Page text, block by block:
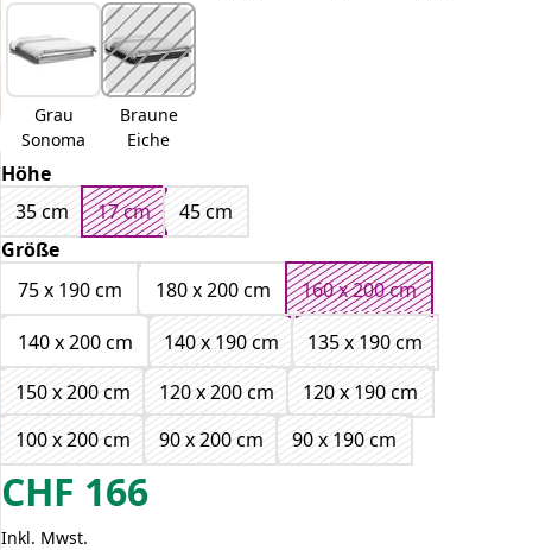
Grau
Sonoma
Braune
Eiche
Höhe
35 cm
17 cm
45 cm
Größe
75 x 190 cm
180 x 200 cm
160 x 200 cm
140 x 200 cm
140 x 190 cm
135 x 190 cm
150 x 200 cm
120 x 200 cm
120 x 190 cm
100 x 200 cm
90 x 200 cm 90 x 190 cm
CHF 166
Inkl. Mwst.